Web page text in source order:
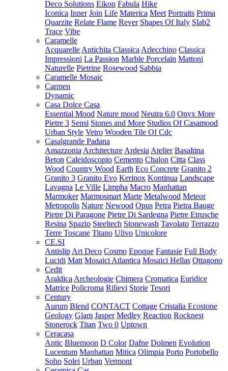
Deco Solutions Eikon Fabula Hike
Iconica Inner Join Life Materica Meet Portraits Prima
Quarzite Relate Flame Rever Shapes Of Italy Slab2
Trace Vibe
Caramelle
Acquarelle Antichita Classica Arlecchino Classica
Impressioni La Passion Marble Porcelain Mattoni
Naturelle Pietrine Rosewood Sabbia
Caramelle Mosaic
Carmen
Dynamic
Casa Dolce Casa
Essential Mood Nature mood Neutra 6.0 Onyx More
Pietre 3 Sensi Stones and More Studios Of Casamood
Urban Style Vetro Wooden Tile Of Cdc
Casalgrande Padana
Amazzonia Architecture Ardesia Atelier Basaltina
Beton Caleidoscopio Cemento Chalon Citta Class
Wood Country Wood Earth Eco Concrete Granito 2
Granito 3 Granito Evo Kerinox Kontinua Landscape
Lavagna Le Ville Limpha Macro Manhattan
Marmoker Marmosmart Marte Metalwood Meteor
Metropolis Nature Newood Opus Petra Pietra Bauge
Pietre Di Paragone Pietre Di Sardegna Pietre Etrusche
Resina Spazio Steeltech Stonewash Tavolato Terrazzo
Terre Toscane Titano Ulivo Unicolore
CE.SI
Antislip Art Deco Cosmo Epoque Fantasie Full Body
Lucidi Matt Mosaici Atlantica Mosaici Hellas Ottagono
Cedit
Araldica Archeologie Chimera Cromatica Euridice
Matrice Policroma Rilievi Storie Tesori
Century
Aurum Blend CONTACT Cottage Cristalia Ecostone
Geology Glam Jasper Medley Reaction Rocknest
Stonerock Titan Two 0 Uptown
Ceracasa
Antic Bluemoon D Color Dafne Dolmen Evolution
Lucentum Manhattan Mitica Olimpia Porto Portobello
Soho Solei Urban Vermont